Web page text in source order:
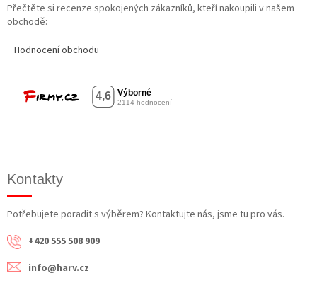
Přečtěte si recenze spokojených zákazníků, kteří nakoupili v našem
obchodě:
Hodnocení obchodu
Kontakty
Potřebujete poradit s výběrem? Kontaktujte nás, jsme tu pro vás.
+420 555 508 909
info@harv.cz